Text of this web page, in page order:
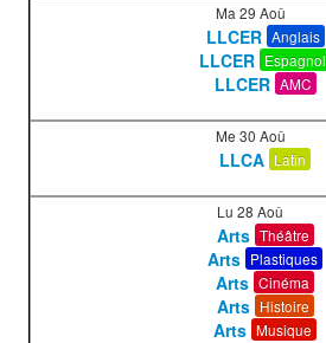
Ma 29 Aoû
LLCER Anglais
LLCER Espagnol
LLCER AMC
Me 30 Aoû
LLCA Latin
Lu 28 Aoû
Arts Théâtre
Arts Plastiques
Arts Cinéma
Arts Histoire
Arts Musique